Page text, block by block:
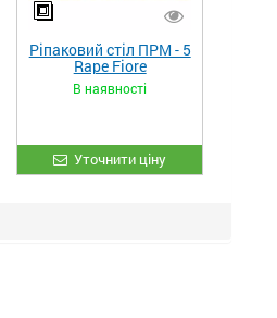
Ріпаковий стіл ПРМ - 5
Rape Fiore
В наявності
Уточнити ціну